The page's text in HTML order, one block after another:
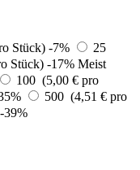
Stück) -7%
25
Stück) -17% Meist
100 (5,00 € pro
500 (4,51 € pro
-39%